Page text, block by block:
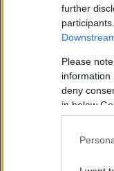
further
Please
information
deny
in below